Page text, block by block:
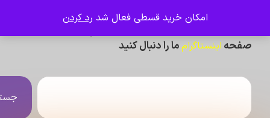
امکان خرید قسطی فعال شدرد کردن
اینستاگرامما را دنبال کنید
جستجو